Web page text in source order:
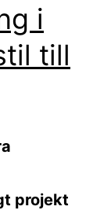
i
till
projekt